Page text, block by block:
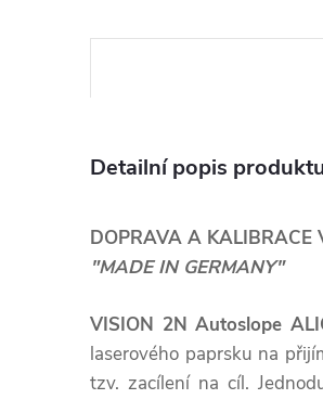
Detailní popis
DOPRAVA A KALIBRACE
"MADE IN GERMANY"
VISION 2N Autoslope
laserového paprsku na
tzv. zacílení na cíl.